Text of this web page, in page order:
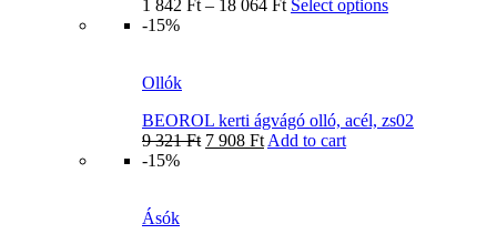
1 842 Ft – 18 064 Ft Select options
-15%
Ollók
BEOROL kerti ágvágó olló, acél, zs02
9 321Ft 7 908 Ft Add to cart
-15%
Ásók